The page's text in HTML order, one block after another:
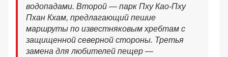
водопадами. Второй — парк Пху Као-Пху
Пхан Кхам, предлагающий пешие
маршруты по известняковым хребтам с
защищенной северной стороны. Третья
замена для любителей пещер —